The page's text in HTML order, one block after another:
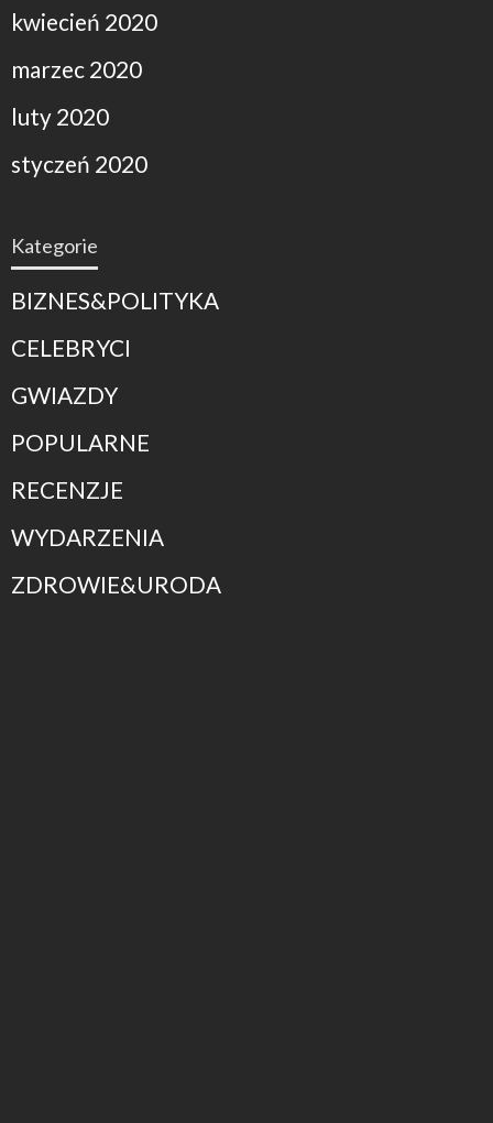
kwiecień 2020
marzec 2020
luty 2020
styczeń 2020
Kategorie
BIZNES&POLITYKA
CELEBRYCI
GWIAZDY
POPULARNE
RECENZJE
WYDARZENIA
ZDROWIE&URODA